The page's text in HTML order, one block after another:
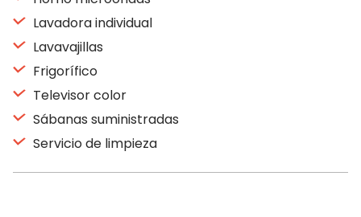
Lavadora individual
Lavavajillas
Frigorífico
Televisor color
Sábanas suministradas
Servicio de limpieza